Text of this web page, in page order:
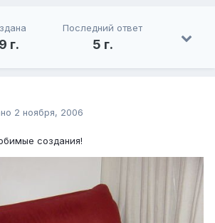
г.
Последний ответ
5 г.
2 ноября, 2006
создания!